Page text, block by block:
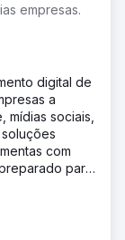
empresas.
digital de
a
mídias sociais,
com
para